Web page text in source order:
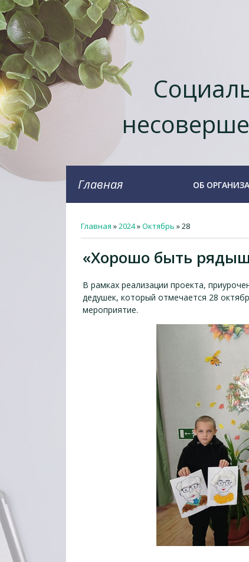
Главная ОБ
Главная »2024»Октябрь »28
«Хорошо быть
В рамках реализации проекта,
дедушек, который отмечается 28
мероприятие.